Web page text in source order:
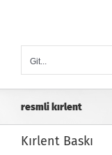
Git...
resmli kırlent
Kırlent Baskı